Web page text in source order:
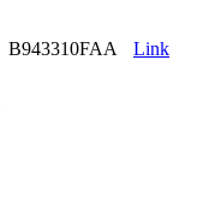
B943310FAA Link